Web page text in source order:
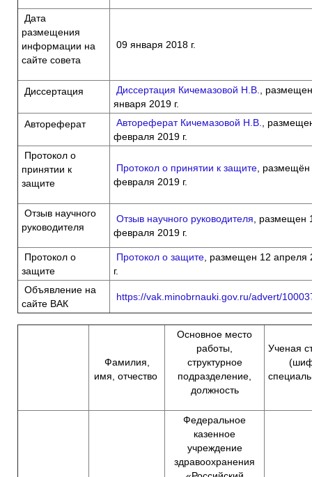
Дата
размещения
информации на
сайте совета
09 января 2018 г.
Диссертация Диссертация Кичемазовой Н.В.
,
января 2019 г.
Автореферат
Автореферат Кичемазовой Н.В.
,
февраля 2019 г.
Протокол о
принятии к
защите
Протокол о принятии к защите ,
февраля 2019 г.
Отзыв научного
руководителя
Отзыв научного руководителя , размещен
февраля 2019 г.
Протокол о
защите
Протокол о защите , размещен 12 апреля
г.
Объявление на
сайте ВАК
https://vak.minobrnauki.gov.ru/advert/
Фамилия,
имя, отчество
Основное место
работы,
структурное
подразделение,
должность
Ученая
Федеральное
казенное
учреждение
здравоохранения